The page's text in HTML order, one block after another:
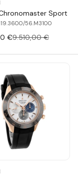
Sport
56.M3100
€9.510,00 €